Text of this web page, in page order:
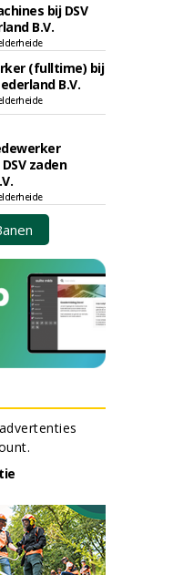
bij DSV
B.V.
(fulltime) bij
B.V.
zaden